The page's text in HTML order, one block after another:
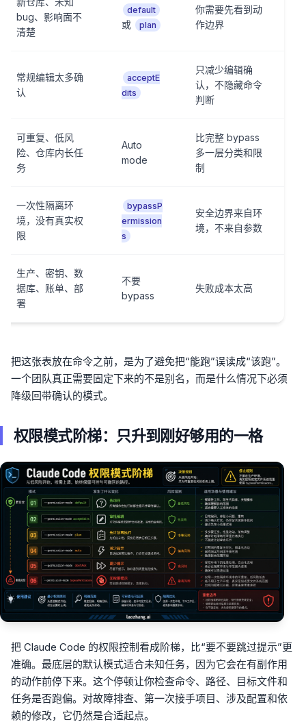
bug、影响面不
清楚
default
或 plan
你需要先看到动
作边界
常规编辑太多确
认
acceptE
dits
只减少编辑确
认，不隐藏命令
判断
可重复、低风
险、仓库内长任
务
Auto
mode
比完整 bypass
多一层分类和限
制
一次性隔离环
境，没有真实权
限
bypassP
ermission
s
安全边界来自环
境，不来自参数
生产、密钥、数
据库、账单、部
署
不要
bypass
失败成本太高
把这张表放在命令之前，是为了避免把“能跑”误读成“该跑”。
一个团队真正需要固定下来的不是别名，而是什么情况下必须
降级回带确认的模式。
权限模式阶梯：只升到刚好够用的一格
把 Claude Code 的权限控制看成阶梯，比“要不要跳过提示”更
准确。最底层的默认模式适合未知任务，因为它会在有副作用
的动作前停下来。这个停顿让你检查命令、路径、目标文件和
任务是否跑偏。对故障排查、第一次接手项目、涉及配置和依
赖的修改，它仍然是合适起点。